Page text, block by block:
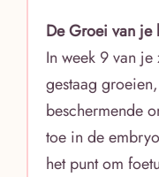
De Groei van je
In week 9 van
gestaag
beschermende
toe in de
het punt om